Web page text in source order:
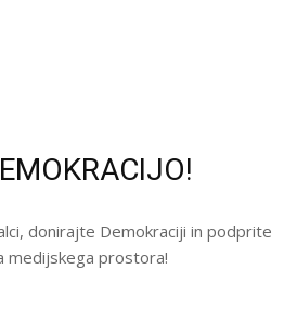
donirajte Demokraciji in podprite
medijskega prostora!